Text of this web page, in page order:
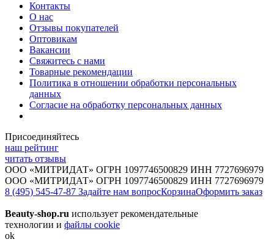
Контакты
О нас
Отзывы покупателей
Оптовикам
Вакансии
Свяжитесь с нами
Товарные рекомендации
Политика в отношении обработки персональных
данных
Согласие на обработку персональных данных
Присоединяйтесь
наш рейтинг
читать отзывы
ООО «МИТРИДАТ» ОГРН 1097746500829 ИНН 7727696979
ООО «МИТРИДАТ» ОГРН 1097746500829 ИНН 7727696979
8 (495) 545-47-87 Задайте нам вопросКорзинаОформить заказ
Beauty-shop.ru использует рекомендательные
технологии и файлы cookie
ok